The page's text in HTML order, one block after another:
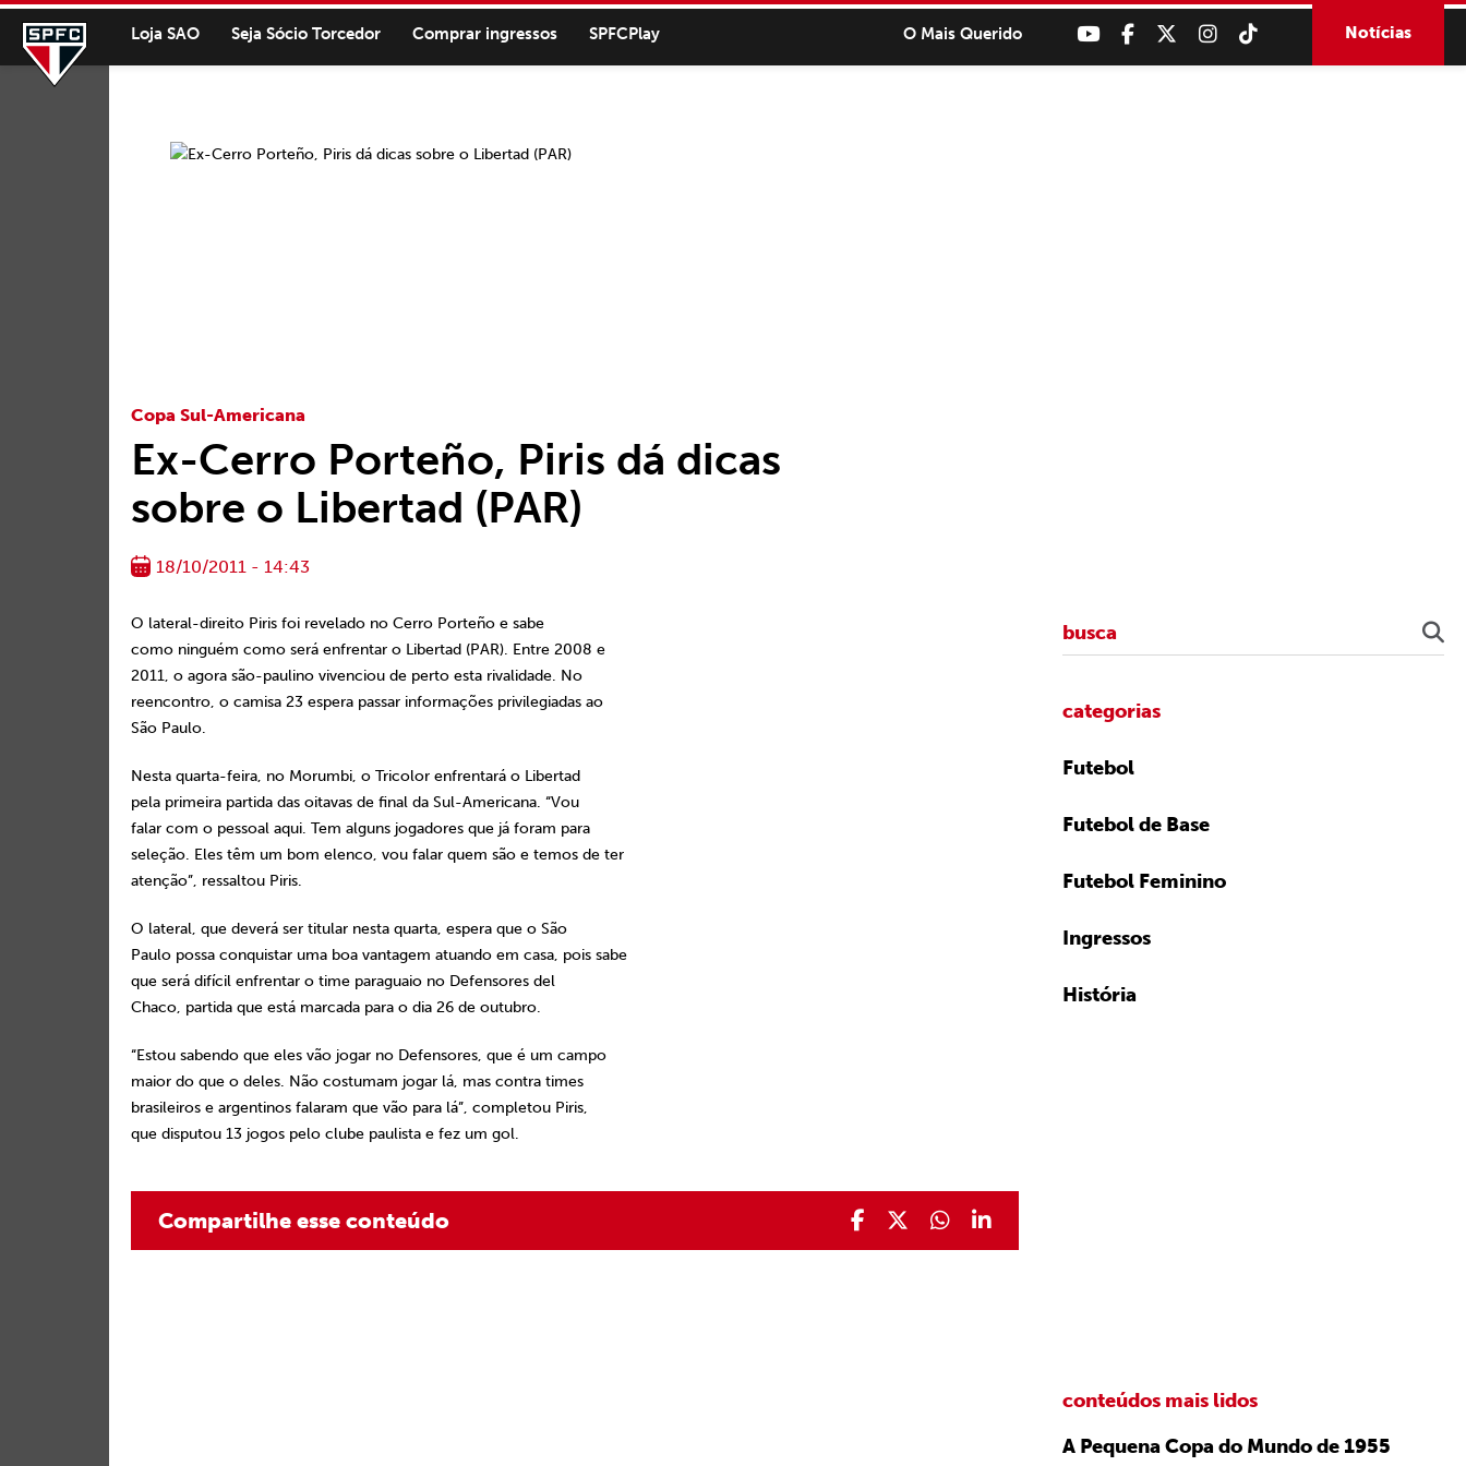
Loja SAO Seja Sócio Torcedor Comprar ingressos SPFCPlay O Mais Querido Notícias
Copa Sul-Americana
Ex-Cerro Porteño, Piris dá dicas
sobre o Libertad (PAR)
18/10/2011 - 14:43
O lateral-direito Piris foi revelado no Cerro Porteño e sabe
como ninguém como será enfrentar o Libertad (PAR). Entre 2008 e
2011, o agora são-paulino vivenciou de perto esta rivalidade. No
reencontro, o camisa 23 espera passar informações privilegiadas ao
São Paulo.
Nesta quarta-feira, no Morumbi, o Tricolor enfrentará o Libertad
pela primeira partida das oitavas de final da Sul-Americana. “Vou
falar com o pessoal aqui. Tem alguns jogadores que já foram para
seleção. Eles têm um bom elenco, vou falar quem são e temos de ter
atenção”, ressaltou Piris.
O lateral, que deverá ser titular nesta quarta, espera que o São
Paulo possa conquistar uma boa vantagem atuando em casa, pois sabe
que será difícil enfrentar o time paraguaio no Defensores del
Chaco, partida que está marcada para o dia 26 de outubro.
“Estou sabendo que eles vão jogar no Defensores, que é um campo
maior do que o deles. Não costumam jogar lá, mas contra times
brasileiros e argentinos falaram que vão para lá”, completou Piris,
que disputou 13 jogos pelo clube paulista e fez um gol.
Compartilhe esse conteúdo
categorias
Futebol
Futebol de Base
Futebol Feminino
Ingressos
História
conteúdos mais lidos
A Pequena Copa do Mundo de 1955